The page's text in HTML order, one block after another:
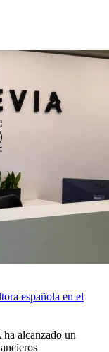
española en el
alcanzado un